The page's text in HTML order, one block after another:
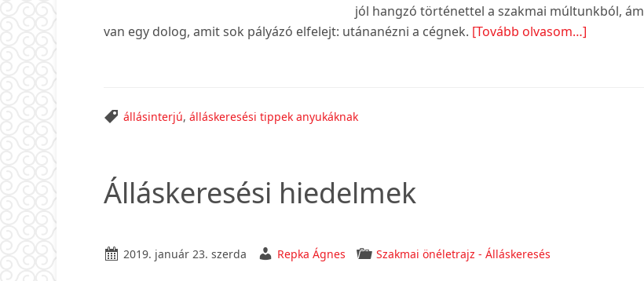
jól hangzó történettel a szakmai múltunkból, ám
van egy dolog, amit sok pályázó elfelejt: utánanézni a cégnek. [Tovább olvasom…]
állásinterjú, álláskeresési tippek anyukáknak
Álláskeresési hiedelmek
2019. január 23. szerda Repka Ágnes Szakmai önéletrajz - Álláskeresés